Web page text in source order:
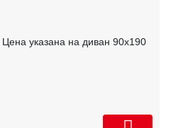
указана на диван 90х190